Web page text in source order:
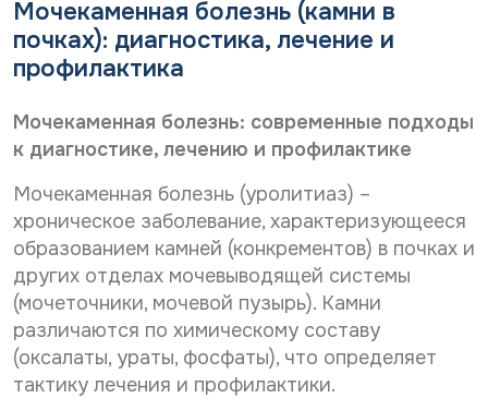
Мочекаменная болезнь (камни в
почках): диагностика, лечение и
профилактика
Мочекаменная болезнь: современные подходы
к диагностике, лечению и профилактике
Мочекаменная болезнь (уролитиаз) –
хроническое заболевание, характеризующееся
образованием камней (конкрементов) в почках и
других отделах мочевыводящей системы
(мочеточники, мочевой пузырь). Камни
различаются по химическому составу
(оксалаты, ураты, фосфаты), что определяет
тактику лечения и профилактики.
С
о
л
а
и
е
н
а
о
б
р
а
б
о
т
Даю согласие на
данных
С
о
л
а
с
и
е
н
а
р
а
с
с
Даю согласие на получение информационной
рассылки
Отправить
*
С
о
г
с
и
н
о
б
р
а
б
о
т
к
у
Даю согласие наобработку персональных
данных
Телефон*
Дата выдачи направления*
Наименование направившего лечебного учреждения*